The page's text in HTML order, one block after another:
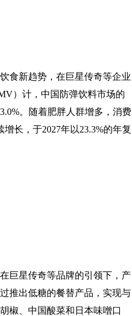
食新趋势，在巨星传奇等企业
）计，中国防弹饮料市场的
。随着肥胖人群增多，消费
长，于2027年以23.3%的年复
巨星传奇等品牌的引领下，产
推出低糖的餐替产品，实现与
椒、中国酸菜和日本味噌口